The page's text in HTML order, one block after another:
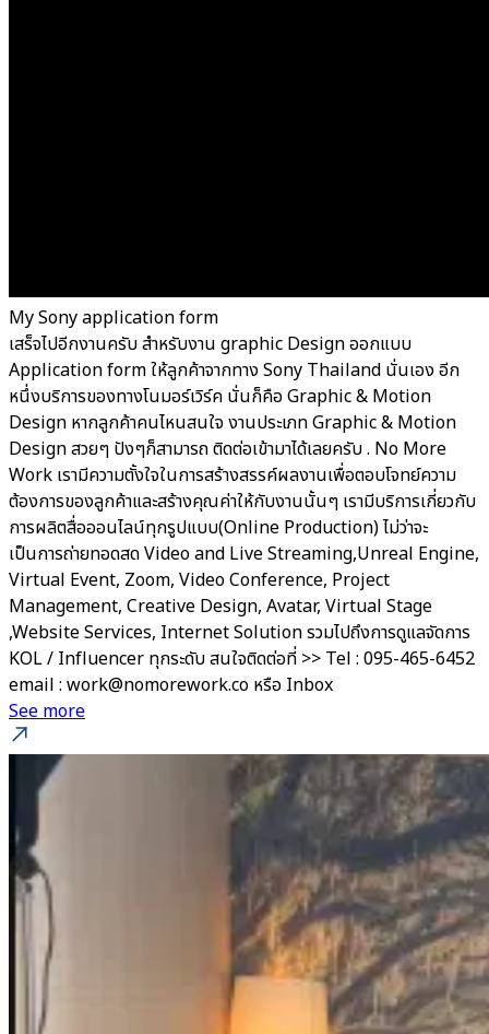
My Sony application form
เสร็จไปอีกงานครับ สำหรับงาน graphic Design ออกแบบ
Application form ให้ลูกค้าจากทาง Sony Thailand นั่นเอง อีก
หนึ่งบริการของทางโนมอร์เวิร์ค นั่นก็คือ Graphic & Motion
Design หากลูกค้าคนไหนสนใจ งานประเภท Graphic & Motion
Design สวยๆ ปังๆก็สามารถ ติดต่อเข้ามาได้เลยครับ . No More
Work เรามีความตั้งใจในการสร้างสรรค์ผลงานเพื่อตอบโจทย์ความ
ต้องการของลูกค้าและสร้างคุณค่าให้กับงานนั้นๆ เรามีบริการเกี่ยวกับ
การผลิตสื่อออนไลน์ทุกรูปแบบ(Online Production) ไม่ว่าจะ
เป็นการถ่ายทอดสด Video and Live Streaming,Unreal Engine,
Virtual Event, Zoom, Video Conference, Project
Management, Creative Design, Avatar, Virtual Stage
,Website Services, Internet Solution รวมไปถึงการดูแลจัดการ
KOL / Influencer ทุกระดับ สนใจติดต่อที่ >> Tel : 095-465-6452
email : work@nomorework.co หรือ Inbox
See more